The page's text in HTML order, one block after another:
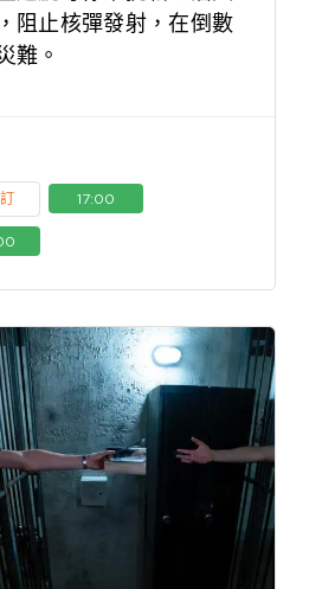
阻止核彈發射，在倒數
難。
17:00